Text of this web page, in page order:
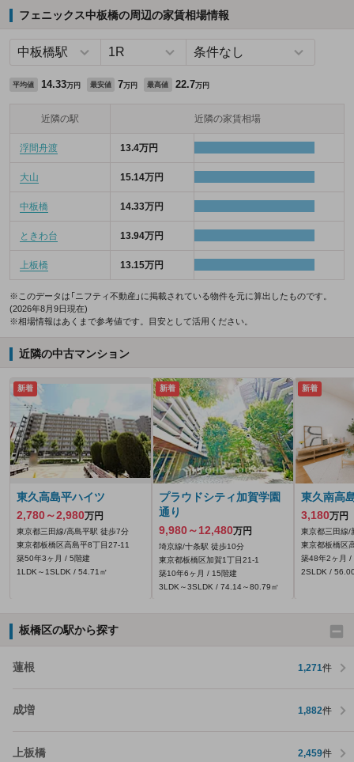
フェニックス中板橋の周辺の家賃相場情報
平均値 14.33万円 最安値 7万円 最高値 22.7万円
近隣の駅 近隣の家賃相場
浮間舟渡 13.4万円
大山 15.14万円
中板橋 14.33万円
ときわ台 13.94万円
上板橋 13.15万円
※このデータは「ニフティ不動産」に掲載されている物件を元に算出したものです。
(2026年8月9日現在)
※相場情報はあくまで参考値です。目安として活用ください。
近隣の中古マンション
新着
東久高島平ハイツ
2,780～2,980万円
東京都三田線/高島平駅 徒歩7分
東京都板橋区高島平8丁目27-11
築50年3ヶ月 / 5階建
1LDK～1SLDK / 54.71㎡
新着
プラウドシティ加賀学園
通り
9,980～12,480万円
埼京線/十条駅 徒歩10分
東京都板橋区加賀1丁目21-1
築10年6ヶ月 / 15階建
3LDK～3SLDK / 74.14～80.79㎡
新着
東久南高
3,180万円
東京都三田線/
東京都板橋区
築48年2ヶ月 /
2SLDK /
板橋区の駅から探す
蓮根 1,271件
成増 1,882件
上板橋 2,459件